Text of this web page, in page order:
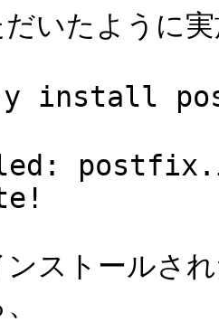
いたように
y install
ストールさ